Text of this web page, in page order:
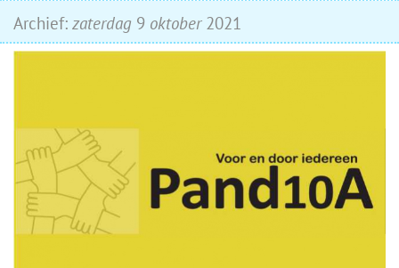
Archief: zaterdag 9 oktober2021